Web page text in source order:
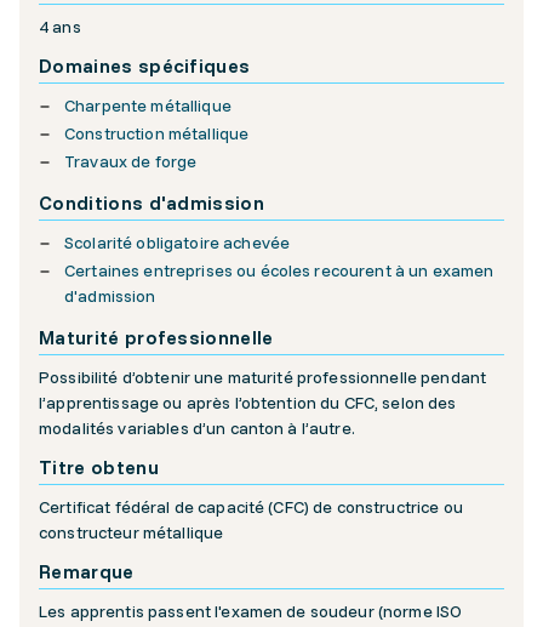
4 ans
Domaines spécifiques
Charpente métallique
Construction métallique
Travaux de forge
Conditions d'admission
Scolarité obligatoire achevée
Certaines entreprises ou écoles recourent à un examen
d'admission
Maturité professionnelle
Possibilité d’obtenir une maturité professionnelle pendant
l’apprentissage ou après l’obtention du CFC, selon des
modalités variables d’un canton à l’autre.
Titre obtenu
Certificat fédéral de capacité (CFC) de constructrice ou
constructeur métallique
Remarque
Les apprentis passent l'examen de soudeur (norme ISO